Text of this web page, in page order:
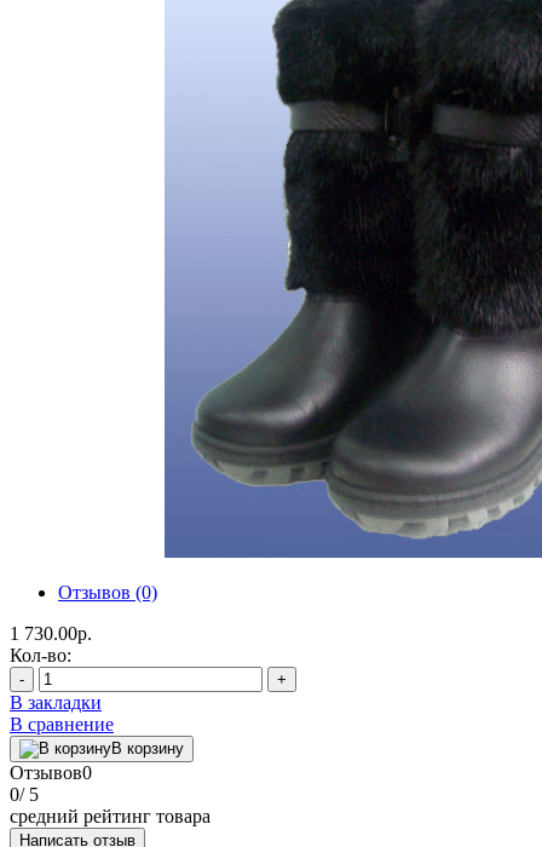
Отзывов (0)
1 730.00р.
Кол-во:
- +
В закладки
В сравнение
В корзину
Отзывов0
0/ 5
средний рейтинг товара
Написать отзыв